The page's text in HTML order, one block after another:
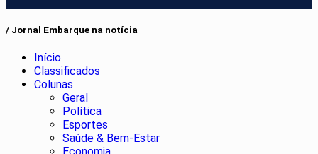
/ Jornal Embarque na notícia
Início
Classificados
Colunas
Geral
Política
Esportes
Saúde & Bem-Estar